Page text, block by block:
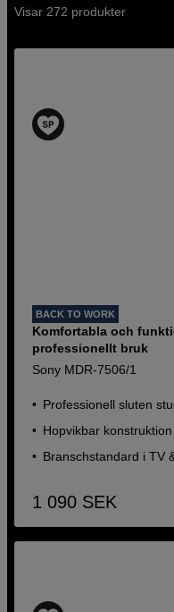
Visar 272 produkter
BACK TO WORK
Komfortabla och
professionellt bruk
Sony MDR-7506/1
Professionell sluten
Hopvikbar konstruktion
Branschstandard i TV
1 090 SEK